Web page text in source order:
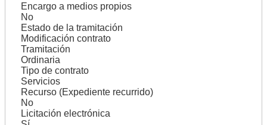
Encargo a medios propios
No
Estado de la tramitación
Modificación contrato
Tramitación
Ordinaria
Tipo de contrato
Servicios
Recurso (Expediente recurrido)
No
Licitación electrónica